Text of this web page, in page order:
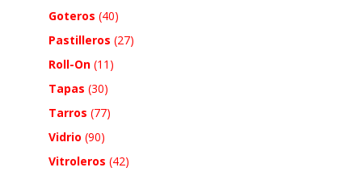
Goteros (40)
Pastilleros (27)
Roll-On (11)
Tapas (30)
Tarros (77)
Vidrio (90)
Vitroleros (42)